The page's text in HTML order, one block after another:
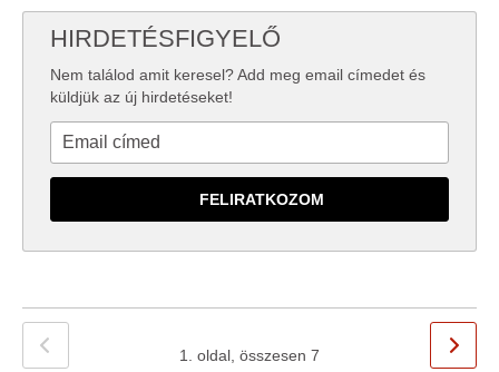
HIRDETÉSFIGYELŐ
Nem találod amit keresel? Add meg email címedet és
küldjük az új hirdetéseket!
1. oldal, összesen 7